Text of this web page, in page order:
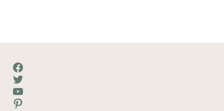
Facebook
Twitter
YouTube
Pinterest